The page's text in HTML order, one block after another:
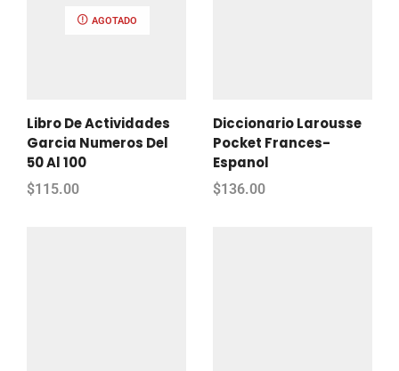
AGOTADO
Libro De Actividades
Garcia Numeros Del
50 Al 100
$115.00
Diccionario Larousse
Pocket Frances-
Espanol
$136.00